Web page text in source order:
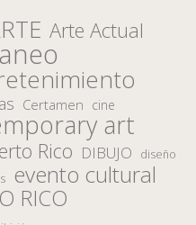
Arte Actual
Certamen cine
art
Rico DIBUJO diseño
evento cultural
RICO